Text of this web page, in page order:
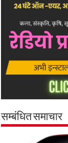
सम्बंधित समाचार